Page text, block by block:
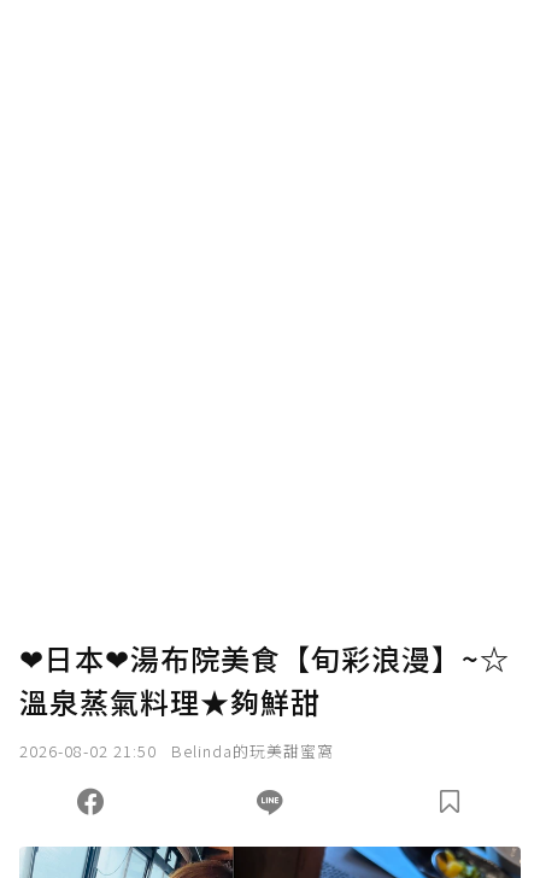
❤日本❤湯布院美食【旬彩浪漫】~☆
溫泉蒸氣料理★夠鮮甜
2026-08-02 21:50 Belinda的玩美甜蜜窩